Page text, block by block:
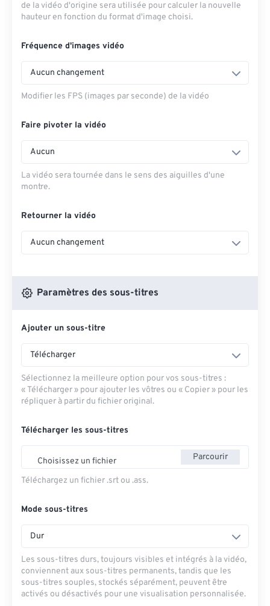
de la vidéo d'origine sera utilisée pour calculer la nouvelle
hauteur en fonction du format d'image choisi.
Fréquence d'images vidéo
Aucun changement
Modifier les FPS (images par seconde) de la vidéo
Faire pivoter la vidéo
Aucun
La vidéo sera tournée dans le sens des aiguilles d'une
montre.
Retourner la vidéo
Aucun changement
Paramètres des sous-titres
Ajouter un sous-titre
Télécharger
Sélectionnez la meilleure option pour vos sous-titres :
« Télécharger » pour ajouter les vôtres ou « Copier » pour les
répliquer à partir du fichier original.
Télécharger les sous-titres
Choisissez un fichier Parcourir
Téléchargez un fichier .srt ou .ass.
Mode sous-titres
Dur
Les sous-titres durs, toujours visibles et intégrés à la vidéo,
conviennent aux sous-titres permanents, tandis que les
sous-titres souples, stockés séparément, peuvent être
activés ou désactivés pour une visualisation personnalisée.